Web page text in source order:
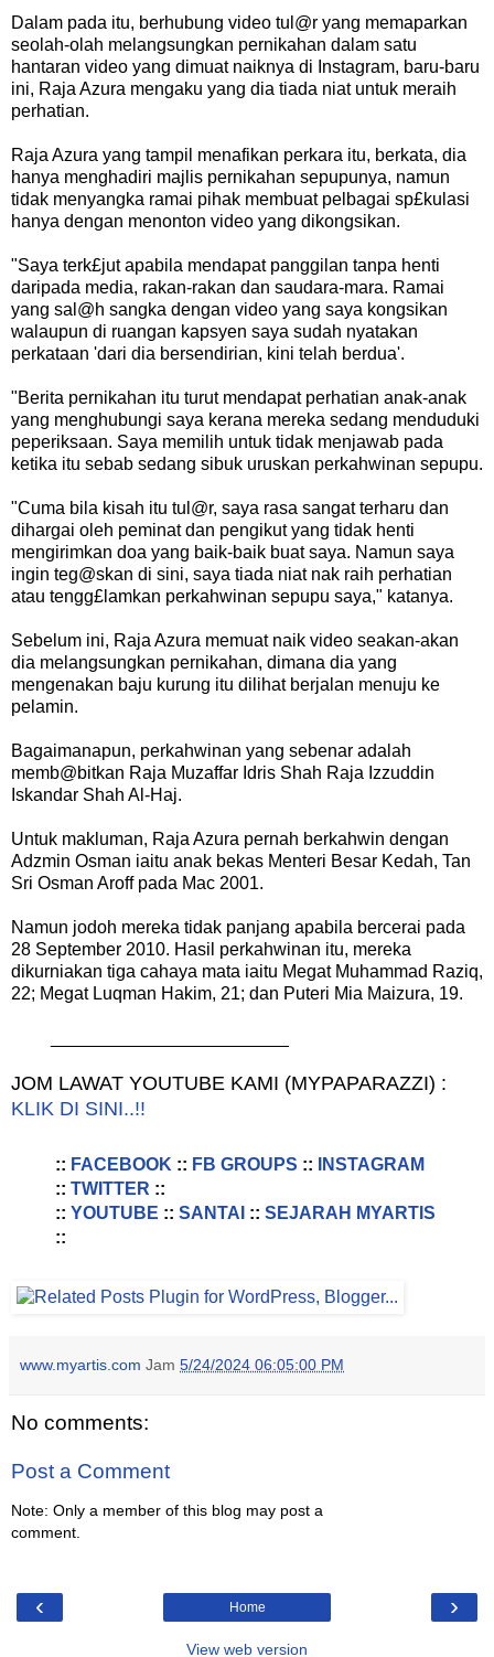
Dalam pada itu, berhubung video tul@r yang memaparkan
seolah-olah melangsungkan pernikahan dalam satu
hantaran video yang dimuat naiknya di Instagram, baru-baru
ini, Raja Azura mengaku yang dia tiada niat untuk meraih
perhatian.
Raja Azura yang tampil menafikan perkara itu, berkata, dia
hanya menghadiri majlis pernikahan sepupunya, namun
tidak menyangka ramai pihak membuat pelbagai sp£kulasi
hanya dengan menonton video yang dikongsikan.
"Saya terk£jut apabila mendapat panggilan tanpa henti
daripada media, rakan-rakan dan saudara-mara. Ramai
yang sal@h sangka dengan video yang saya kongsikan
walaupun di ruangan kapsyen saya sudah nyatakan
perkataan 'dari dia bersendirian, kini telah berdua'.
"Berita pernikahan itu turut mendapat perhatian anak-anak
yang menghubungi saya kerana mereka sedang menduduki
peperiksaan. Saya memilih untuk tidak menjawab pada
ketika itu sebab sedang sibuk uruskan perkahwinan sepupu.
"Cuma bila kisah itu tul@r, saya rasa sangat terharu dan
dihargai oleh peminat dan pengikut yang tidak henti
mengirimkan doa yang baik-baik buat saya. Namun saya
ingin teg@skan di sini, saya tiada niat nak raih perhatian
atau tengg£lamkan perkahwinan sepupu saya," katanya.
Sebelum ini, Raja Azura memuat naik video seakan-akan
dia melangsungkan pernikahan, dimana dia yang
mengenakan baju kurung itu dilihat berjalan menuju ke
pelamin.
Bagaimanapun, perkahwinan yang sebenar adalah
memb@bitkan Raja Muzaffar Idris Shah Raja Izzuddin
Iskandar Shah Al-Haj.
Untuk makluman, Raja Azura pernah berkahwin dengan
Adzmin Osman iaitu anak bekas Menteri Besar Kedah, Tan
Sri Osman Aroff pada Mac 2001.
Namun jodoh mereka tidak panjang apabila bercerai pada
28 September 2010. Hasil perkahwinan itu, mereka
dikurniakan tiga cahaya mata iaitu Megat Muhammad Raziq,
22; Megat Luqman Hakim, 21; dan Puteri Mia Maizura, 19.
JOM LAWAT YOUTUBE KAMI (MYPAPARAZZI) :
KLIK DI SINI..!!
:: FACEBOOK :: FB GROUPS ::
INSTAGRAM
:: TWITTER ::
:: YOUTUBE :: SANTAI :: SEJARAH MYARTIS
::
www.myartis.com Jam 5/24/2024 06:05:00 PM
No comments:
Post a Comment
Note: Only a member of this blog may post a
comment.
‹ ›
Home
View web version